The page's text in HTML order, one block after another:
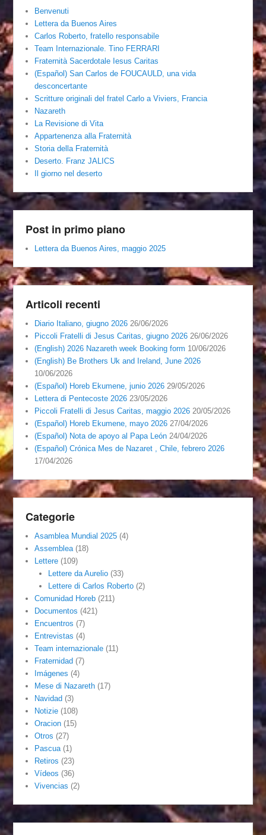
Benvenuti
Lettera da Buenos Aires
Carlos Roberto, fratello responsabile
Team Internazionale. Tino FERRARI
Fraternità Sacerdotale Iesus Caritas
(Español) San Carlos de FOUCAULD, una vida
desconcertante
Scritture originali del fratel Carlo a Viviers, Francia
Nazareth
La Revisione di Vita
Appartenenza alla Fraternità
Storia della Fraternità
Deserto. Franz JALICS
Il giorno nel deserto
Post in primo piano
Lettera da Buenos Aires, maggio 2025
Articoli recenti
Diario Italiano, giugno 2026 26/06/2026
Piccoli Fratelli di Jesus Caritas, giugno 2026 26/06/2026
(English) 2026 Nazareth week Booking form 10/06/2026
(English) Be Brothers Uk and Ireland, June 2026
10/06/2026
(Español) Horeb Ekumene, junio 2026 29/05/2026
Lettera di Pentecoste 2026 23/05/2026
Piccoli Fratelli di Jesus Caritas, maggio 2026 20/05/2026
(Español) Horeb Ekumene, mayo 2026 27/04/2026
(Español) Nota de apoyo al Papa León 24/04/2026
(Español) Crónica Mes de Nazaret , Chile, febrero 2026
17/04/2026
Categorie
Asamblea Mundial 2025 (4)
Assemblea (18)
Lettere (109)
Lettere da Aurelio(33)
Lettere di Carlos Roberto(2)
Comunidad Horeb (211)
Documentos (421)
Encuentros (7)
Entrevistas (4)
Team internazionale (11)
Fraternidad (7)
Imágenes (4)
Mese di Nazareth (17)
Navidad (3)
Notizie (108)
Oracion (15)
Otros (27)
Pascua (1)
Retiros (23)
Vídeos (36)
Vivencias (2)